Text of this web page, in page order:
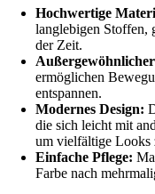
Hochwertige
langlebigen Stoffen,
der Zeit.
ermöglichen
entspannen.
Modernes Design:
die sich leicht mit
um vielfältige Looks
Einfache Pflege:
Farbe nach